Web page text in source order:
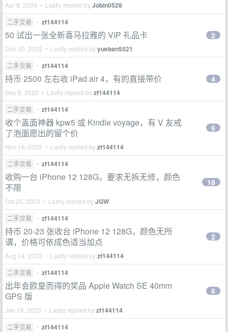
Apr 8, 2024 • Lastly replied byJobin0528
二手交易 • zf144114
50 试出一张全新喜马拉雅的 VIP 礼品卡
Dec 20, 2023 • Lastly replied byyueban5521
2
二手交易 • zf144114
持币 2500 左右收 iPad air 4，有的直接带价
Dec 8, 2023 • Lastly replied byzf144114
4
二手交易 • zf144114
收个盖面神器 kpw5 或 Kindle voyage，有 V 友戒
了泡面愿出的留个价
Nov 16, 2023 • Lastly replied byzf144114
6
二手交易 • zf144114
收购一台 iPhone 12 128G，要求无拆无修，颜色
不限
Oct 25, 2023 • Lastly replied byJGW
18
二手交易 • zf144114
持币 20-23 张收台 iPhone 12 128G，颜色无所
谓，价格可依成色适当加点
Aug 14, 2023 • Lastly replied byzf144114
2
二手交易 • zf144114
出年会欧皇而得的奖品 Apple Watch SE 40mm
GPS 版
Jan 16, 2023 • Lastly replied byzf144114
6
二手交易 • zf144114